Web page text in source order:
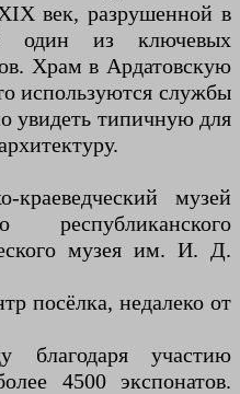
век, разрушенной в
один из ключевых
Храм в Ардатовскую
используются службы
увидеть типичную для
краеведческий музей
республиканского
музея им. И. Д.
посёлка, недалеко от
благодаря участию
4500 экспонатов.